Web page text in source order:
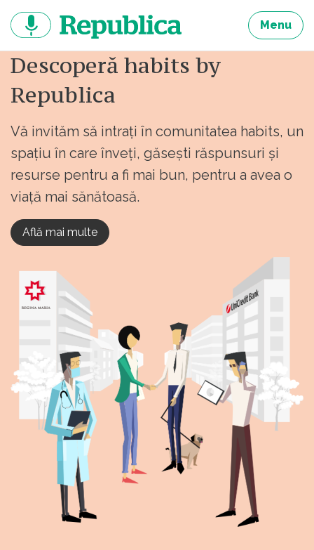
continut
Menu
Descoperă habits by
Republica
Vă invităm să intrați în comunitatea habits, un
spațiu în care înveți, găsești răspunsuri și
resurse pentru a fi mai bun, pentru a avea o
viață mai sănătoasă.
Află mai multe